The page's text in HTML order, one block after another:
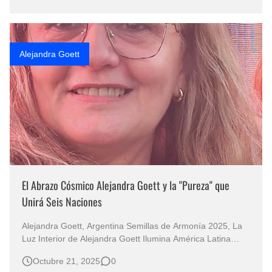
año 2006. Ini…
Alejandra Goett
El Abrazo Cósmico Alejandra Goett y la "Pureza" que
Unirá Seis Naciones
Alejandra Goett, Argentina Semillas de Armonía 2025, La
Luz Interior de Alejandra Goett Ilumina América Latina
Arte En un mundo que a menudo se define por susOctubre 21, 2025 0